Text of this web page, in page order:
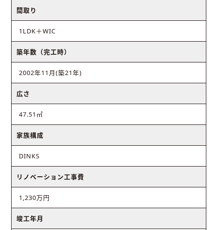
間取り
1LDK＋WIC
築年数（完工時）
2002年11月(築21年)
広さ
47.51㎡
家族構成
DINKS
リノベーション工事費
1,230万円
竣工年月